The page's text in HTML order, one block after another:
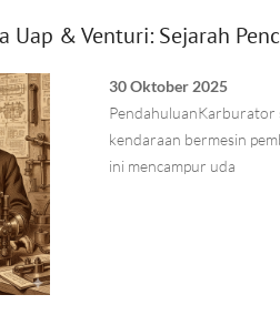
Uap & Venturi: Sejarah
30 Oktober 2025
PendahuluanKarburator
kendaraan bermesin
ini mencampur uda